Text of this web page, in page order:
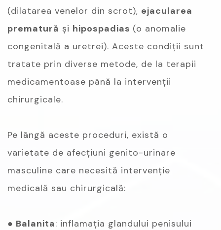
(dilatarea venelor din scrot), ejacularea
prematură și hipospadias (o anomalie
congenitală a uretrei). Aceste condiții sunt
tratate prin diverse metode, de la terapii
medicamentoase până la intervenții
chirurgicale.
Pe lângă aceste proceduri, există o
varietate de afecțiuni genito-urinare
masculine care necesită intervenție
medicală sau chirurgicală:
● Balanita: inflamația glandului penisului